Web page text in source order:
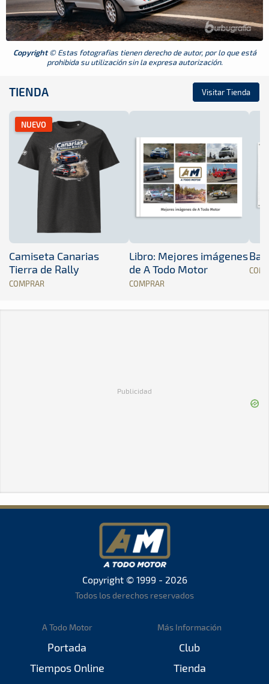
Copyright© Estas fotografias tienen derecho de autor, por lo que está
prohibida su utilización sin la expresa autorización.
TIENDA Visitar Tienda
NUEVO
Camiseta Canarias
Tierra de Rally
COMPRAR
Libro: Mejores imágenes
de A Todo Motor
COMPRAR
Publicidad
Copyright © 1999 - 2026
Todos los derechos reservados
A Todo Motor
Portada
Tiempos Online
Más Información
Club
Tienda